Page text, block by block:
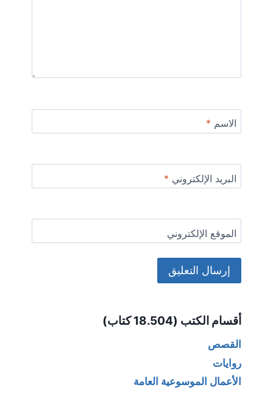
الاسم *
البريد الإلكتروني *
الموقع الإلكتروني
أقسام الكتب (18.504 كتاب)
القصص
روايات
الأعمال الموسوعية العامة